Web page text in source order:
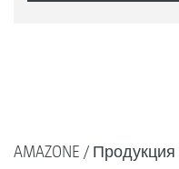
AMAZONE